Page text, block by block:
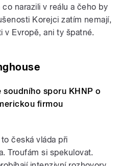
narazili v reálu a čeho by
Korejci zatím nemají,
v Evropě, ani ty špatné.
sporu KHNP o
firmou
česká vláda při
Troufám si spekulovat.